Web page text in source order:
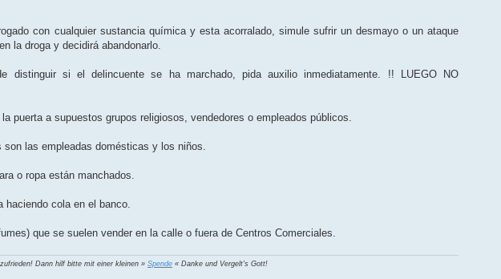
con cualquier sustancia química y esta acorralado, simule sufrir un desmayo o un ataque
la droga y decidirá abandonarlo.
distinguir si el delincuente se ha marchado, pida auxilio inmediatamente. !! LUEGO NO
puerta a supuestos grupos religiosos, vendedores o empleados públicos.
las empleadas domésticas y los niños.
o ropa están manchados.
haciendo cola en el banco.
que se suelen vender en la calle o fuera de Centros Comerciales.
Dann hilf bitte mit einer kleinen » Spende « Danke und Vergelt's Gott!